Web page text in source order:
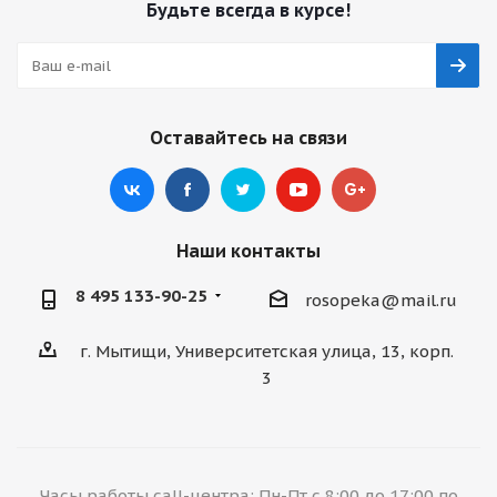
Будьте всегда в курсе!
Оставайтесь на связи
Наши контакты
8 495 133-90-25 rosopeka@mail.ru
г. Мытищи, Университетская улица, 13, корп.
3